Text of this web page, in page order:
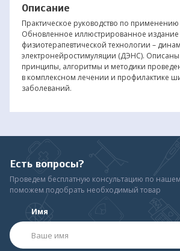
Описание
Практическое руководство по
Обновленное иллюстрированное издание
физиотерапевтической технологии –
электронейростимуляции (ДЭНС).
принципы, алгоритмы и методики
в комплексном лечении и профилактике
заболеваний.
Есть вопросы?
Проведем бесплатную консультацию по
поможем подобрать необходимый товар
Имя